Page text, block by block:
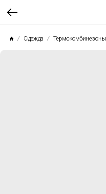
Одежда Термокомбинезоны